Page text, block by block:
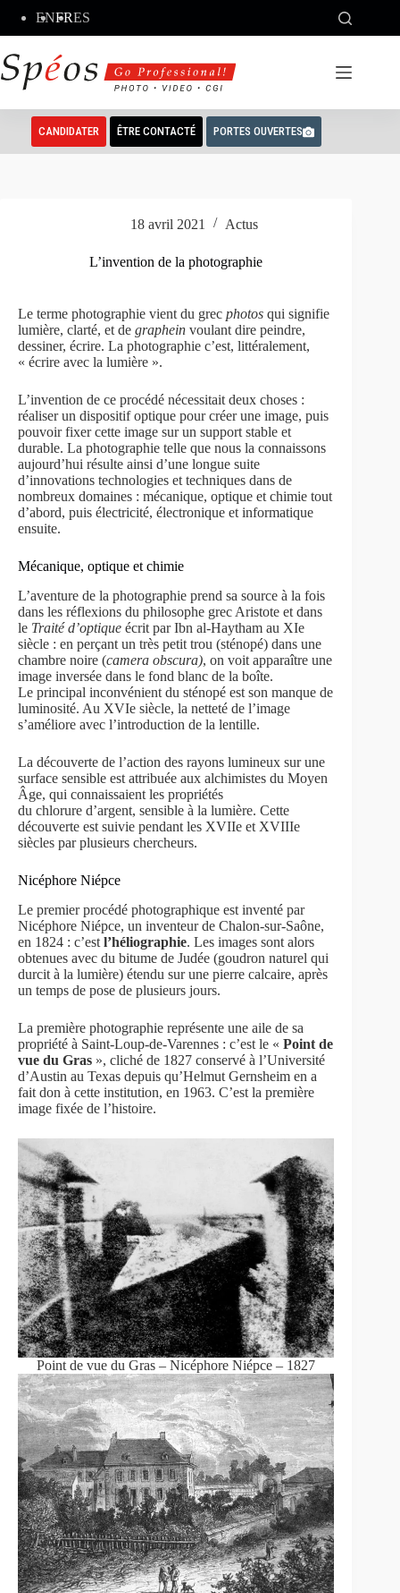
contenu
ENFRES
CANDIDATER ÊTRE CONTACTÉ PORTES OUVERTES
18 avril 2021 Actus
L’invention de la photographie
Le terme photographie vient du grec photos qui signifie
lumière, clarté, et de graphein voulant dire peindre,
dessiner, écrire. La photographie c’est, littéralement,
« écrire avec la lumière ».
L’invention de ce procédé nécessitait deux choses :
réaliser un dispositif optique pour créer une image, puis
pouvoir fixer cette image sur un support stable et
durable. La photographie telle que nous la connaissons
aujourd’hui résulte ainsi d’une longue suite
d’innovations technologies et techniques dans de
nombreux domaines : mécanique, optique et chimie tout
d’abord, puis électricité, électronique et informatique
ensuite.
Mécanique, optique et chimie
L’aventure de la photographie prend sa source à la fois
dans les réflexions du philosophe grec Aristote et dans
le Traité d’optique écrit par Ibn al-Haytham au XIe
siècle : en perçant un très petit trou (sténopé) dans une
chambre noire (camera obscura), on voit apparaître une
image inversée dans le fond blanc de la boîte.
Le principal inconvénient du sténopé est son manque de
luminosité. Au XVIe siècle, la netteté de l’image
s’améliore avec l’introduction de la lentille.
La découverte de l’action des rayons lumineux sur une
surface sensible est attribuée aux alchimistes du Moyen
Âge, qui connaissaient les propriétés
du chlorure d’argent, sensible à la lumière. Cette
découverte est suivie pendant les XVIIe et XVIIIe
siècles par plusieurs chercheurs.
Nicéphore Niépce
Le premier procédé photographique est inventé par
Nicéphore Niépce, un inventeur de Chalon-sur-Saône,
en 1824 : c’est l’héliographie. Les images sont alors
obtenues avec du bitume de Judée (goudron naturel qui
durcit à la lumière) étendu sur une pierre calcaire, après
un temps de pose de plusieurs jours.
La première photographie représente une aile de sa
propriété à Saint-Loup-de-Varennes : c’est le « Point de
vue du Gras », cliché de 1827 conservé à l’Université
d’Austin au Texas depuis qu’Helmut Gernsheim en a
fait don à cette institution, en 1963. C’est la première
image fixée de l’histoire.
Point de vue du Gras – Nicéphore Niépce – 1827